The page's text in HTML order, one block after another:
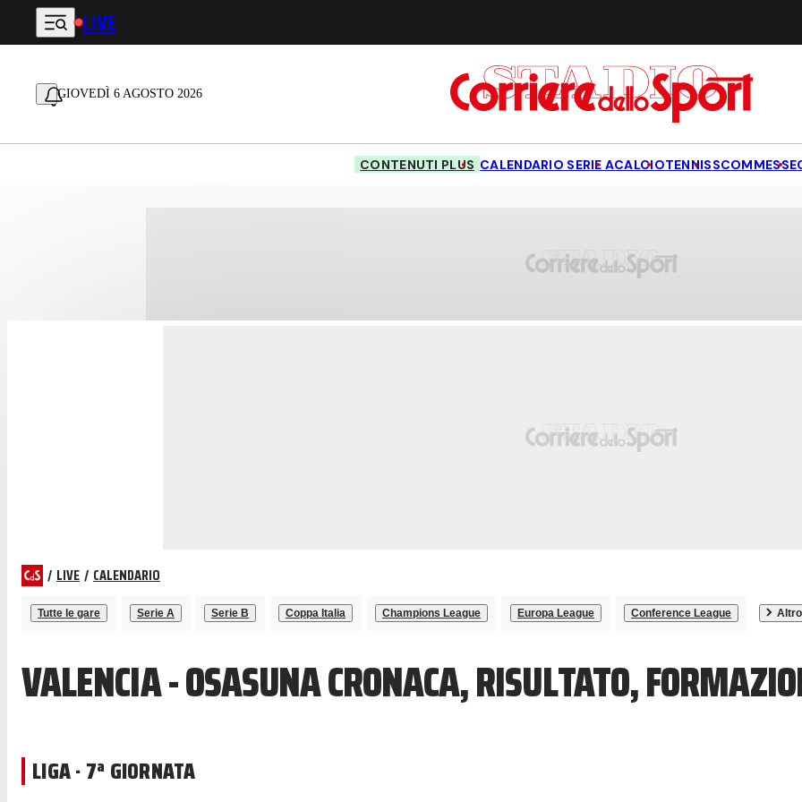
Vai al contenuto principale
LIVE
GIOVEDÌ 6 AGOSTO 2026
CONTENUTI PLUS CALENDARIO SERIE ACALCIOTENNISSCOMMESSE
/ LIVE / CALENDARIO
Tutte le gare Serie A Serie B Coppa Italia Champions League Europa League Conference League Altro
VALENCIA - OSASUNA CRONACA, RISULTATO,
LIGA · 7ª GIORNATA